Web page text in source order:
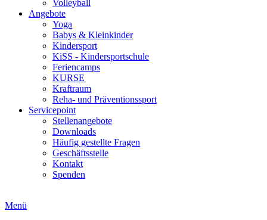
Volleyball
Angebote
Yoga
Babys & Kleinkinder
Kindersport
KiSS - Kindersportschule
Feriencamps
KURSE
Kraftraum
Reha- und Präventionssport
Servicepoint
Stellenangebote
Downloads
Häufig gestellte Fragen
Geschäftsstelle
Kontakt
Spenden
Menü